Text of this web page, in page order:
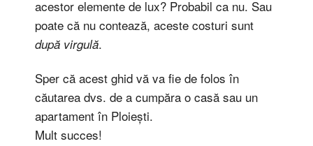
acestor elemente de lux? Probabil ca nu. Sau
poate că nu contează, aceste costuri sunt
după virgulă.
Sper că acest ghid vă va fie de folos în
căutarea dvs. de a cumpăra o casă sau un
apartament în Ploiești.
Mult succes!